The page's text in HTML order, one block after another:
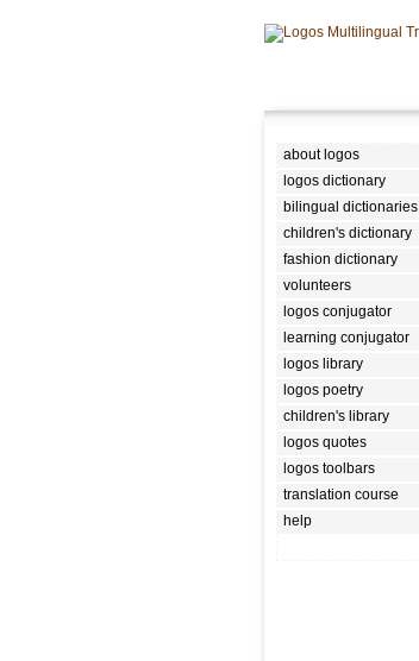
about logos
logos dictionary
bilingual dictionaries
children's dictionary
fashion dictionary
volunteers
logos conjugator
learning conjugator
logos library
logos poetry
children's library
logos quotes
logos toolbars
translation course
help